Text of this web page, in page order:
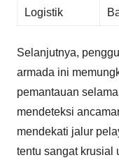
Logistik
Selanjutnya,
armada ini
pemantauan
mendeteksi
mendekati jalur
tentu sangat krusial